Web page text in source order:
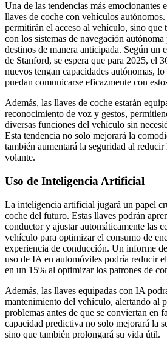
Una de las tendencias más emocionantes
llaves de coche con vehículos
permitirán el acceso al vehículo, sino que
con los sistemas de navegación
destinos de manera anticipada. Según un
de Stanford, se espera que para 2025, el
nuevos tengan capacidades autónomas,
puedan comunicarse eficazmente con
Además, las llaves de coche estarán
reconocimiento de voz y gestos,
diversas funciones del vehículo sin
Esta tendencia no solo mejorará la
también aumentará la seguridad al reducir
volante.
Uso de Inteligencia Artificial
La inteligencia artificial jugará un papel
coche del futuro. Estas llaves podrán
conductor y ajustar automáticamente las
vehículo para optimizar el consumo de
experiencia de conducción. Un informe
uso de IA en automóviles podría reducir
en un 15% al optimizar los patrones de
Además, las llaves equipadas con IA
mantenimiento del vehículo, alertando al
problemas antes de que se conviertan en
capacidad predictiva no solo mejorará la
sino que también prolongará su vida útil.